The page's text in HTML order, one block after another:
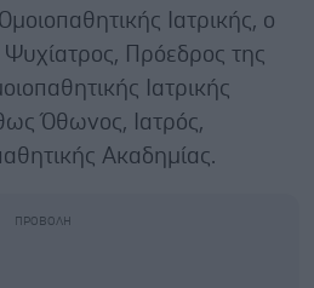
Ιατρικής, ο
Πρόεδρος της
Ιατρικής
Όθωνος, Ιατρός,
Ακαδημίας.